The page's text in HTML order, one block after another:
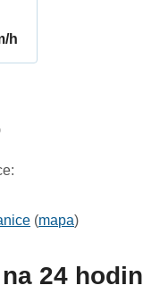
h
(mapa)
24 hodin